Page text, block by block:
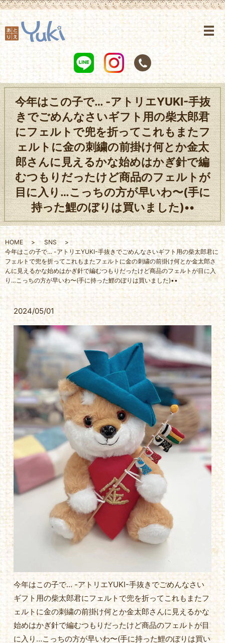
今年はこの子で… -アトリエYUKI-手抜
きでごめんなさいギフト用の柴太郎君
にフェルトで兜を折ってこれもまたフ
ェルトに金の刺繍の前掛け何とか金太
郎さんに見えるかな始めはかぎ針で編
むつもりだったけど商品のフェルトが
目に入り…こっちの方が早いわ〜(手に
持った鯉のぼりは買いました)••
HOME
SNS
今年はこの子で… -アトリエYUKI-手抜きでごめんなさいギフト用の柴太郎君に
フェルトで兜を折ってこれもまたフェルトに金の刺繍の前掛け何とか金太郎さ
んに見えるかな始めはかぎ針で編むつもりだったけど商品のフェルトが目に入
り…こっちの方が早いわ〜(手に持った鯉のぼりは買いました)••
2024/05/01
今年はこの子で… -アトリエYUKI-手抜きでごめんなさい
ギフト用の柴太郎君にフェルトで兜を折ってこれもまたフ
ェルトに金の刺繍の前掛け何とか金太郎さんに見えるかな
始めはかぎ針で編むつもりだったけど商品のフェルトが目
に入り…こっちの方が早いわ〜(手に持った鯉のぼりは買い